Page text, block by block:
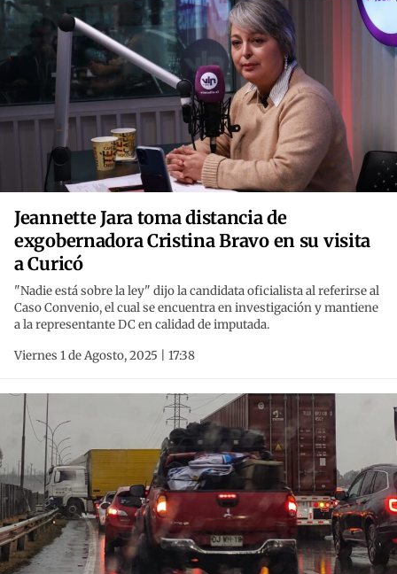
Jeannette Jara toma distancia de
exgobernadora Cristina Bravo en su visita
a Curicó
"Nadie está sobre la ley" dijo la candidata oficialista al referirse al
Caso Convenio, el cual se encuentra en investigación y mantiene
a la representante DC en calidad de imputada.
Viernes 1 de Agosto, 2025 | 17:38